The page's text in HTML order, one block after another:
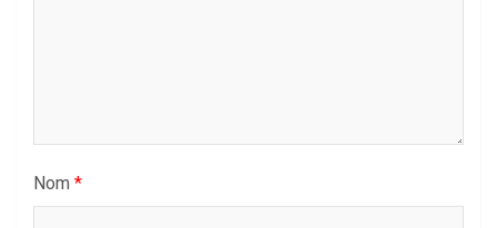
Nom *